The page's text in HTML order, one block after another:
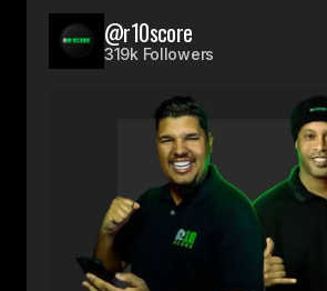
@r10score
319k Followers